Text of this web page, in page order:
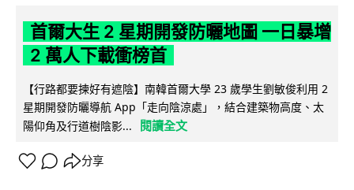
首爾大生 2 星期開發防曬地圖 一日暴增
2 萬人下載衝榜首
【行路都要揀好有遮陰】南韓首爾大學 23 歲學生劉敏俊利用 2
星期開發防曬導航 App「走向陰涼處」，結合建築物高度、太
陽仰角及行道樹陰影...
閱讀全文
分享